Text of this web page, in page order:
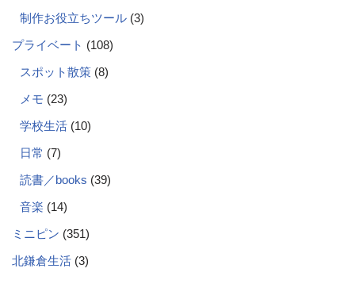
制作お役立ちツール (3)
プライベート (108)
スポット散策 (8)
メモ (23)
学校生活 (10)
日常 (7)
読書／books (39)
音楽 (14)
ミニピン (351)
北鎌倉生活 (3)